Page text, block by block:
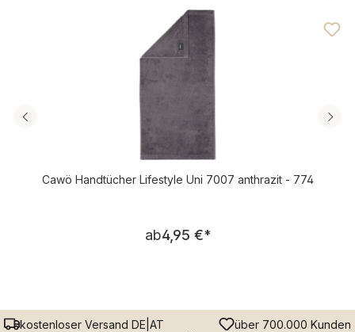
Durchschnittliche Bewertung von 4.76 von 5 Sternen
Cawö Handtücher Lifestyle Uni 7007 anthrazit - 774
Regulärer Preis:
ab4,95 €*
kostenloser Versand DE|AT
über 700.000 Kunden